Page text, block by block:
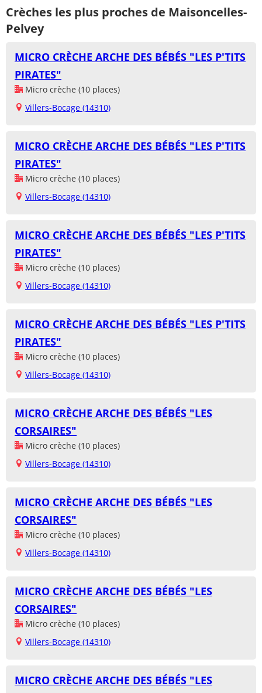
Crèches les plus proches de Maisoncelles-
Pelvey
MICRO CRÈCHE ARCHE DES BÉBÉS "LES P'TITS
PIRATES"
Micro crèche (10 places)
Villers-Bocage (14310)
MICRO CRÈCHE ARCHE DES BÉBÉS "LES P'TITS
PIRATES"
Micro crèche (10 places)
Villers-Bocage (14310)
MICRO CRÈCHE ARCHE DES BÉBÉS "LES P'TITS
PIRATES"
Micro crèche (10 places)
Villers-Bocage (14310)
MICRO CRÈCHE ARCHE DES BÉBÉS "LES P'TITS
PIRATES"
Micro crèche (10 places)
Villers-Bocage (14310)
MICRO CRÈCHE ARCHE DES BÉBÉS "LES
CORSAIRES"
Micro crèche (10 places)
Villers-Bocage (14310)
MICRO CRÈCHE ARCHE DES BÉBÉS "LES
CORSAIRES"
Micro crèche (10 places)
Villers-Bocage (14310)
MICRO CRÈCHE ARCHE DES BÉBÉS "LES
CORSAIRES"
Micro crèche (10 places)
Villers-Bocage (14310)
MICRO CRÈCHE ARCHE DES BÉBÉS "LES